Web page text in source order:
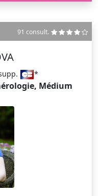
91 consult.
*
Médium